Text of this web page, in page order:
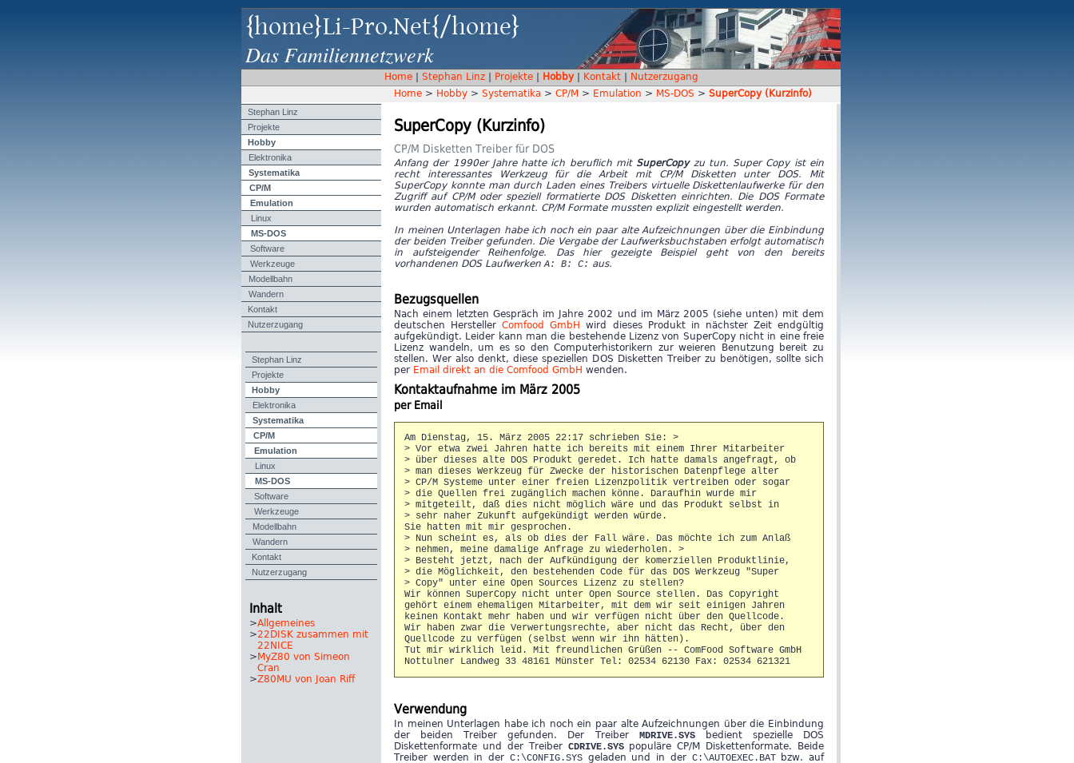
{home}Li-Pro.Net{/home}
Das Familiennetzwerk
Home| Stephan Linz| Projekte| Hobby| Kontakt| Nutzerzugang
Home > Hobby > Systematika > CP/M > Emulation > MS-DOS > SuperCopy (Kurzinfo)
Stephan Linz
Projekte
Hobby
Elektronika
Systematika
CP/M
Emulation
Linux
MS-DOS
Software
Werkzeuge
Modellbahn
Wandern
Kontakt
Nutzerzugang
Stephan Linz
Projekte
Hobby
Elektronika
Systematika
CP/M
Emulation
Linux
MS-DOS
Software
Werkzeuge
Modellbahn
Wandern
Kontakt
Nutzerzugang
Inhalt
>Allgemeines
> 22DISK zusammen mit
22NICE
> MyZ80 von Simeon
Cran
>Z80MU von Joan Riff
SuperCopy (Kurzinfo)
CP/M Disketten Treiber für DOS
Anfang der 1990er Jahre hatte ich beruflich mit SuperCopyzu tun. Super Copy ist ein
recht interessantes Werkzeug für die Arbeit mit CP/M Disketten unter DOS. Mit
SuperCopy konnte man durch Laden eines Treibers virtuelle Diskettenlaufwerke für den
Zugriff auf CP/M oder speziell formatierte DOS Disketten einrichten. Die DOS Formate
wurden automatisch erkannt. CP/M Formate mussten explizit eingestellt werden.
In meinen Unterlagen habe ich noch ein paar alte Aufzeichnungen über die Einbindung
der beiden Treiber gefunden. Die Vergabe der Laufwerksbuchstaben erfolgt automatisch
in aufsteigender Reihenfolge. Das hier gezeigte Beispiel geht von den bereits
vorhandenen DOS Laufwerken A: B: C: aus.
Bezugsquellen
Nach einem letzten Gespräch im Jahre 2002 und im März 2005 (siehe unten) mit dem
deutschen HerstellerComfood GmbH
wird dieses Produkt in nächster Zeit endgültig
aufgekündigt. Leider kann man die bestehende Lizenz von SuperCopy nicht in eine freie
Lizenz wandeln, um es so den Computerhistorikern zur weieren Benutzung bereit zu
stellen. Wer also denkt, diese speziellen DOS Disketten Treiber zu benötigen, sollte sich
per
Email direkt an die Comfood GmbH wenden.
Kontaktaufnahme im März 2005
per Email
Am Dienstag, 15. März 2005 22:17 schrieben Sie: >
> Vor etwa zwei Jahren hatte ich bereits mit einem Ihrer Mitarbeiter
> über dieses alte DOS Produkt geredet. Ich hatte damals angefragt, ob
> man dieses Werkzeug für Zwecke der historischen Datenpflege alter
> CP/M Systeme unter einer freien Lizenzpolitik vertreiben oder sogar
> die Quellen frei zugänglich machen könne. Daraufhin wurde mir
> mitgeteilt, daß dies nicht möglich wäre und das Produkt selbst in
> sehr naher Zukunft aufgekündigt werden würde.
Sie hatten mit mir gesprochen.
> Nun scheint es, als ob dies der Fall wäre. Das möchte ich zum Anlaß
> nehmen, meine damalige Anfrage zu wiederholen. >
> Besteht jetzt, nach der Aufkündigung der komerziellen Produktlinie,
> die Möglichkeit, den bestehenden Code für das DOS Werkzeug "Super
> Copy" unter eine Open Sources Lizenz zu stellen?
Wir können SuperCopy nicht unter Open Source stellen. Das Copyright
gehört einem ehemaligen Mitarbeiter, mit dem wir seit einigen Jahren
keinen Kontakt mehr haben und wir verfügen nicht über den Quellcode.
Wir haben zwar die Verwertungsrechte, aber nicht das Recht, über den
Quellcode zu verfügen (selbst wenn wir ihn hätten).
Tut mir wirklich leid. Mit freundlichen Grüßen -- ComFood Software GmbH
Nottulner Landweg 33 48161 Münster Tel: 02534 62130 Fax: 02534 621321
Verwendung
In meinen Unterlagen habe ich noch ein paar alte Aufzeichnungen über die Einbindung
der beiden Treiber gefunden. Der Treiber MDRIVE.SYSbedient spezielle DOS
Diskettenformate und der Treiber CDRIVE.SYSpopuläre CP/M Diskettenformate. Beide
Treiber werden in der C:\CONFIG.SYSgeladen und in der C:\AUTOEXEC.BAT bzw. auf